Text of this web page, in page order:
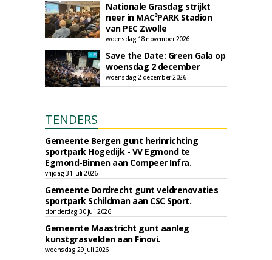
Nationale Grasdag strijkt
neer in MAC³PARK Stadion
van PEC Zwolle
woensdag 18 november 2026
Save the Date: Green Gala op
woensdag 2 december
woensdag 2 december 2026
TENDERS
Gemeente Bergen gunt herinrichting
sportpark Hogedijk - VV Egmond te
Egmond-Binnen aan Compeer Infra.
vrijdag 31 juli 2026
Gemeente Dordrecht gunt veldrenovaties
sportpark Schildman aan CSC Sport.
donderdag 30 juli 2026
Gemeente Maastricht gunt aanleg
kunstgrasvelden aan Finovi.
woensdag 29 juli 2026